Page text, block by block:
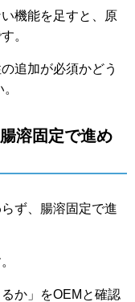
機能を足すと、原
。
追加が必須かどう
溶固定で進め
ず、腸溶固定で進
か」をOEMと確認